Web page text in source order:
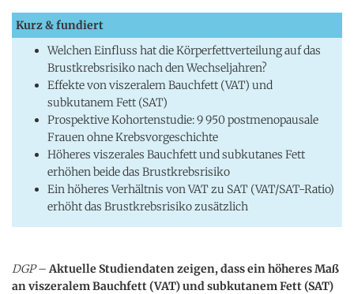
Kurz & fundiert
Welchen Einfluss hat die Körperfettverteilung auf das
Brustkrebsrisiko nach den Wechseljahren?
Effekte von viszeralem Bauchfett (VAT) und
subkutanem Fett (SAT)
Prospektive Kohortenstudie: 9 950 postmenopausale
Frauen ohne Krebsvorgeschichte
Höheres viszerales Bauchfett und subkutanes Fett
erhöhen beide das Brustkrebsrisiko
Ein höheres Verhältnis von VAT zu SAT (VAT/SAT-Ratio)
erhöht das Brustkrebsrisiko zusätzlich
DGP–Aktuelle Studiendaten zeigen, dass ein höheres Maß
an viszeralem Bauchfett (VAT) und subkutanem Fett (SAT)